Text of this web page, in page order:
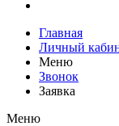
Главная
Личный
Меню
Звонок
Заявка
Меню